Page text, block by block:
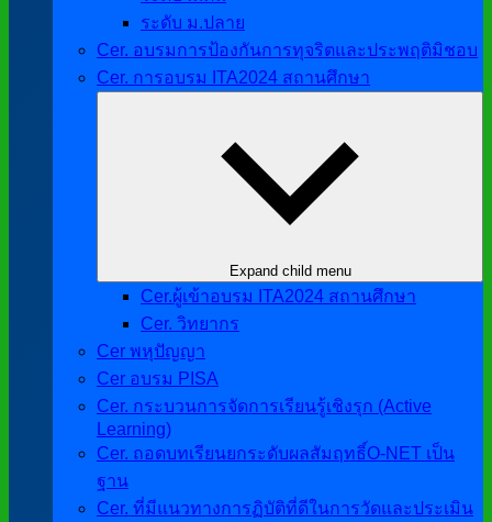
ระดับ ม.ปลาย
Cer. อบรมการป้องกันการทุจริตและประพฤติมิชอบ
Cer. การอบรม ITA2024 สถานศึกษา
Expand child menu
Cer.ผู้เข้าอบรม ITA2024 สถานศึกษา
Cer. วิทยากร
Cer พหุปัญญา
Cer อบรม PISA
Cer. กระบวนการจัดการเรียนรู้เชิงรุก (Active
Learning)
Cer. ถอดบทเรียนยกระดับผลสัมฤทธิ์O-NET เป็น
ฐาน
Cer. ที่มีแนวทางการฏิบัติที่ดีในการวัดและประเมิน